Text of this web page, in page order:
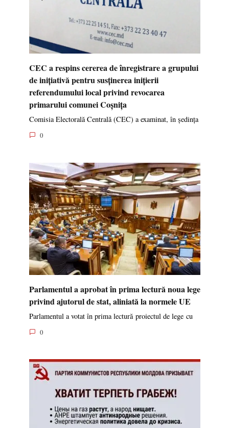
CEC a respins cererea de înregistrare a grupului
de inițiativă pentru susținerea inițierii
referendumului local privind revocarea
primarului comunei Coșnița
Comisia Electorală Centrală (CEC) a examinat, în ședința
0
Parlamentul a aprobat în prima lectură noua lege
privind ajutorul de stat, aliniată la normele UE
Parlamentul a votat în prima lectură proiectul de lege cu
0